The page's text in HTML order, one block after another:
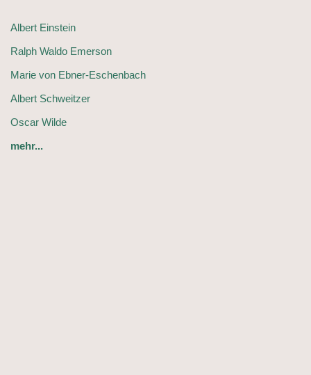
Albert Einstein
Ralph Waldo Emerson
Marie von Ebner-Eschenbach
Albert Schweitzer
Oscar Wilde
mehr...